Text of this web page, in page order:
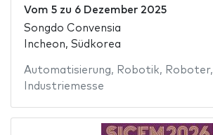
Vom 5zu 6 Dezember 2025
Songdo Convensia
Incheon, Südkorea
Automatisierung, Robotik, Roboter,
Industriemesse